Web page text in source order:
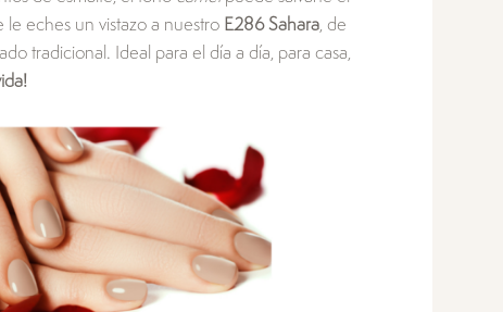
eches un vistazo a nuestro E286 Sahara, de
tradicional. Ideal para el día a día, para casa,